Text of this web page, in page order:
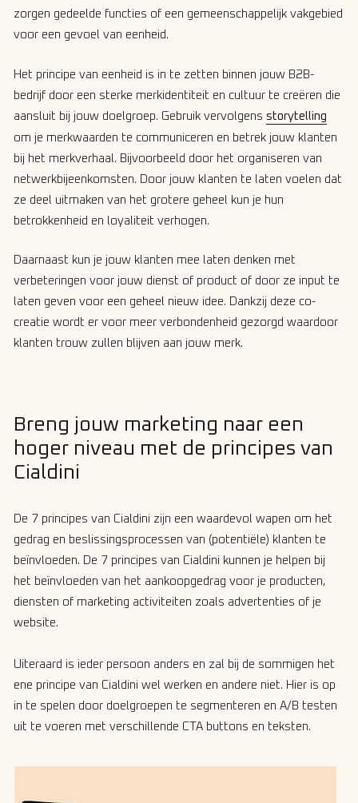
zorgen gedeelde functies of een gemeenschappelijk vakgebied
voor een gevoel van eenheid.
Het principe van eenheid is in te zetten binnen jouw B2B-
bedrijf door een sterke merkidentiteit en cultuur te creëren die
aansluit bij jouw doelgroep. Gebruik vervolgens storytelling
om je merkwaarden te communiceren en betrek jouw klanten
bij het merkverhaal. Bijvoorbeeld door het organiseren van
netwerkbijeenkomsten. Door jouw klanten te laten voelen dat
ze deel uitmaken van het grotere geheel kun je hun
betrokkenheid en loyaliteit verhogen.
Daarnaast kun je jouw klanten mee laten denken met
verbeteringen voor jouw dienst of product of door ze input te
laten geven voor een geheel nieuw idee. Dankzij deze co-
creatie wordt er voor meer verbondenheid gezorgd waardoor
klanten trouw zullen blijven aan jouw merk.
Breng jouw marketing naar een
hoger niveau met de principes van
Cialdini
De 7 principes van Cialdini zijn een waardevol wapen om het
gedrag en beslissingsprocessen van (potentiële) klanten te
beïnvloeden. De 7 principes van Cialdini kunnen je helpen bij
het beïnvloeden van het aankoopgedrag voor je producten,
diensten of marketing activiteiten zoals advertenties of je
website.
Uiteraard is ieder persoon anders en zal bij de sommigen het
ene principe van Cialdini wel werken en andere niet. Hier is op
in te spelen door doelgroepen te segmenteren en A/B testen
uit te voeren met verschillende CTA buttons en teksten.